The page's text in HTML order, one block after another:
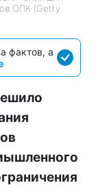
ОПК (Getty
фактов, а